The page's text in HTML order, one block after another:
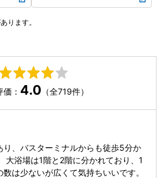
ります。
： 4.0 （全719件）
り、バスターミナルからも徒歩5分か
大浴場は1階と2階に分かれており、1
は少ないが広くて気持ちいいです。